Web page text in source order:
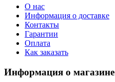
О нас
Информация о доставке
Контакты
Гарантии
Оплата
Как заказать
Информация о магазине